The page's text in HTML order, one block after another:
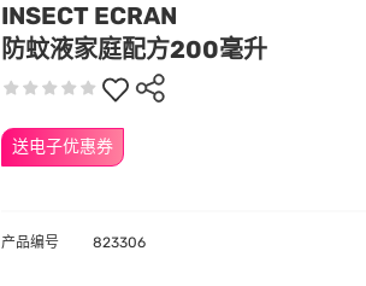
INSECT ECRAN
防蚊液家庭配方200毫升
送电子优惠券
产品编号 823306